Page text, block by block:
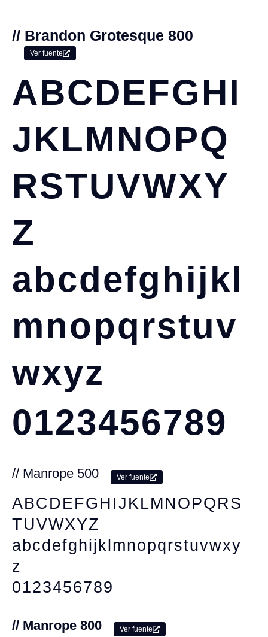
// Brandon Grotesque 800
Ver fuente
ABCDEFGHI
JKLMNOPQ
RSTUVWXY
Z
abcdefghijkl
mnopqrstuv
wxyz
0123456789
// Manrope 500 Ver fuente
ABCDEFGHIJKLMNOPQRS
TUVWXYZ
abcdefghijklmnopqrstuvwxy
z
0123456789
// Manrope 800 Ver fuente